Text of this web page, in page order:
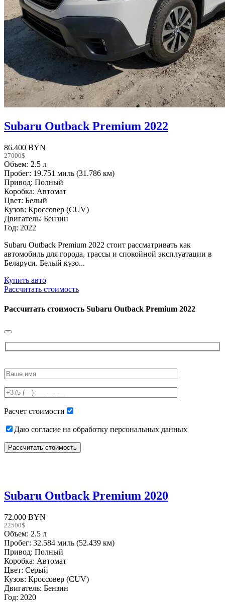
Subaru Outback Premium 2022
86.400 BYN
27000$
Объем: 2.5 л
Пробег: 19.751 миль (31.786 км)
Привод: Полный
Коробка: Автомат
Цвет: Белый
Кузов: Кроссовер (CUV)
Двигатель: Бензин
Год: 2022
Subaru Outback Premium 2022 стоит рассматривать как
автомобиль для города, трассы и спокойной эксплуатации в
Беларуси. Белый кузо...
Купить авто
Рассчитать стоимость
Рассчитать стоимость Subaru Outback Premium 2022
leave
field
empty.
Расчет стоимости
Даю согласие на обработку персональных данных
Subaru Outback Premium 2020
72.000 BYN
22500$
Объем: 2.5 л
Пробег: 32.584 миль (52.439 км)
Привод: Полный
Коробка: Автомат
Цвет: Серый
Кузов: Кроссовер (CUV)
Двигатель: Бензин
Год: 2020